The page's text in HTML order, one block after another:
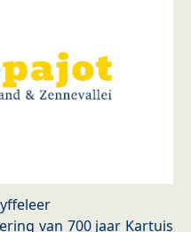
van 700 jaar Kartuis